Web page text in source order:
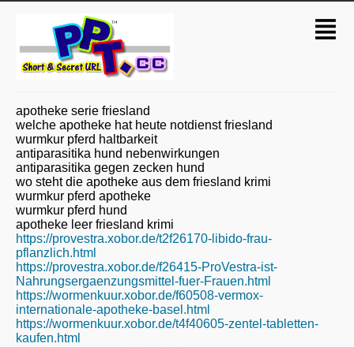
apotheke serie friesland
welche apotheke hat heute notdienst friesland
wurmkur pferd haltbarkeit
antiparasitika hund nebenwirkungen
antiparasitika gegen zecken hund
wo steht die apotheke aus dem friesland krimi
wurmkur pferd apotheke
wurmkur pferd hund
apotheke leer friesland krimi
https://provestra.xobor.de/t2f26170-libido-frau-
pflanzlich.html
https://provestra.xobor.de/f26415-ProVestra-ist-
Nahrungsergaenzungsmittel-fuer-Frauen.html
https://wormenkuur.xobor.de/f60508-vermox-
internationale-apotheke-basel.html
https://wormenkuur.xobor.de/t4f40605-zentel-tabletten-
kaufen.html